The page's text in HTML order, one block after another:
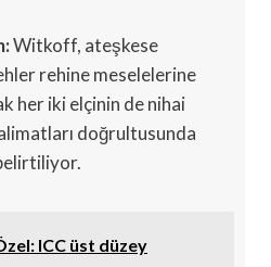
Witkoff, ateşkese
rehine meselelerine
her iki elçinin de nihai
doğrultusunda
ICC üst düzey